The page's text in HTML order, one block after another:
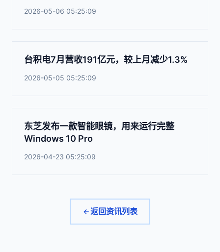
2026-05-06 05:25:09
台积电7月营收191亿元，较上月减少1.3%
2026-05-05 05:25:09
东芝发布一款智能眼镜，用来运行完整
Windows 10 Pro
2026-04-23 05:25:09
返回资讯列表